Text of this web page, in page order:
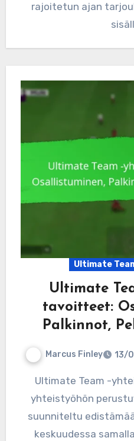
rajoitetun ajan
Ultimate
Ultimate
tavoitteet:
Palkinnot,
Marcus Finley 13/
Ultimate Team -yhteisön tavoitteet ovat
yhteistyöhön
suunniteltu
keskuudessa